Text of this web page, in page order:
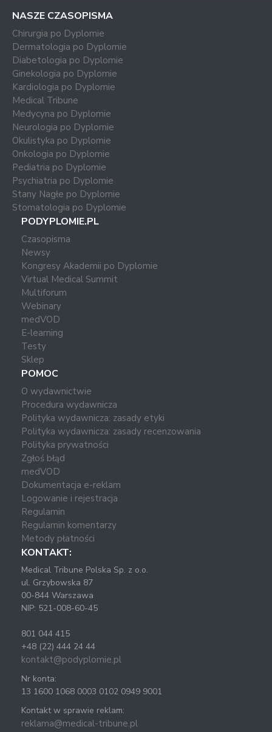
NASZE CZASOPISMA
Chirurgia po Dyplomie
Dermatologia po Dyplomie
Diabetologia po Dyplomie
Ginekologia po Dyplomie
Kardiologia po Dyplomie
Medical Tribune
Medycyna po Dyplomie
Neurologia po Dyplomie
Okulistyka po Dyplomie
Onkologia po Dyplomie
Pediatria po Dyplomie
Psychiatria po Dyplomie
Stany Nagłe po Dyplomie
Stomatologia po Dyplomie
PODYPLOMIE.PL
Czasopisma
Newsy
Kongresy Akademii po Dyplomie
Virtual Medical Summit
Multiforum
Webinary
medVOD
E-learning
Testy
Sklep
POMOC
O wydawnictwie
Procedura wydawnicza
Polityka wydawnicza: zasady etyki
Polityka wydawnicza: zasady recenzowania
Polityka prywatności
Zgłoś błąd
medVOD
Dokumentacja e-reklam
Logowanie i rejestracja
Regulamin
Regulamin komentarzy
Metody płatności
KONTAKT:
Medical Tribune Polska Sp. z o.o.
ul. Grzybowska 87
00-844 Warszawa
NIP: 521-008-60-45
801 044 415
+48 (22) 444 24 44
kontakt@podyplomie.pl
Nr konta:
13 1600 1068 0003 0102 0949 9001
Kontakt w sprawie reklam:
reklama@medical-tribune.pl